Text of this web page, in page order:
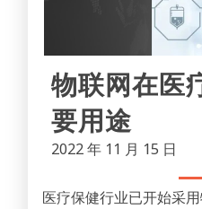
物联网在医
要用途
2022 年 11 月 15 日
医疗保健行业已开始采